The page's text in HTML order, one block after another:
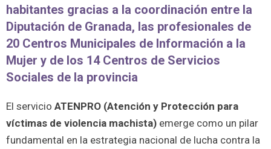
habitantes gracias a la coordinación entre la
Diputación de Granada, las profesionales de
20 Centros Municipales de Información a la
Mujer y de los 14 Centros de Servicios
Sociales de la provincia
El servicio ATENPRO (Atención y Protección para
víctimas de violencia machista) emerge como un pilar
fundamental en la estrategia nacional de lucha contra la